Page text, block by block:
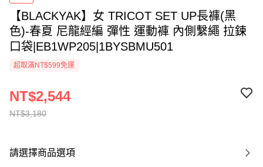
【BLACKYAK】女 TRICOT SET UP長褲(黑
色)-春夏 尼龍經編 彈性 運動褲 內側繫繩 拉鍊
口袋|EB1WP205|1BYSBMU501
超取滿NT$599免運
NT$3,180
NT$2,544
請選擇商品選項